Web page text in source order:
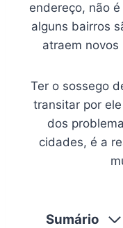
endereço, não
alguns bairros
atraem
Ter o sossego
transitar por
dos
cidades, é a
Sumário